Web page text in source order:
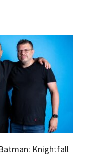
Knightfall